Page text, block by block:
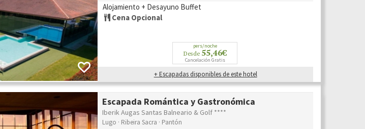
Alojamiento + Desayuno Buffet
Cena Opcional
pers/noche
Desde 55,46€
Cancelación Gratis
+ Escapadas disponibles de este hotel
Escapada Romántica y Gastronómica
Iberik Augas Santas Balneario & Golf ****
Lugo · Ribeira Sacra · Pantón